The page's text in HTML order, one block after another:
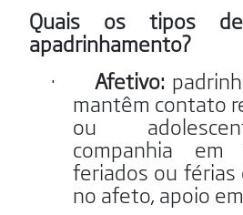
Quais os tipos
apadrinhamento?
·
Afetivo:
mantêm contato
ou
companhia
feriados ou férias
no afeto, apoio